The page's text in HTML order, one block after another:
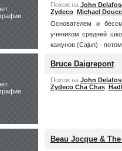
Похож на John
Zydeco Michael
Основателем и
учеником средней
кажунов (Cajun) -
Bruce Daigrepont
Похож на John
Zydeco Cha Chas
Beau Jocque &